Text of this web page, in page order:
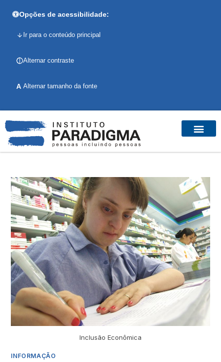
Opções de acessibilidade:
Ir para o conteúdo principal
Alternar contraste
A Alternar tamanho da fonte
Inclusão Econômica
INFORMAÇÃO